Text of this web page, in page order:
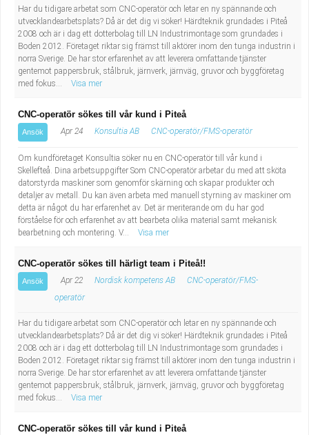
Har du tidigare arbetat som CNC-operatör och letar en ny spännande och
utvecklandearbetsplats? Då är det dig vi söker! Härdteknik grundades i Piteå
2008 och är i dag ett dotterbolag till LN Industrimontage som grundades i
Boden 2012. Företaget riktar sig främst till aktörer inom den tunga industrin i
norra Sverige. De har stor erfarenhet av att leverera omfattande tjänster
gentemot pappersbruk, stålbruk, järnverk, järnväg, gruvor och byggföretag
med fokus...
Visa mer
CNC-operatör sökes till vår kund i Piteå
Ansök Apr 24 Konsultia AB CNC-operatör/FMS-operatör
Om kundföretaget Konsultia söker nu en CNC-operatör till vår kund i
Skellefteå. Dina arbetsuppgifter Som CNC-operatör arbetar du med att sköta
datorstyrda maskiner som genomför skärning och skapar produkter och
detaljer av metall. Du kan även arbeta med manuell styrning av maskiner om
detta är något du har erfarenhet av. Det är meriterande om du har god
förståelse för och erfarenhet av att bearbeta olika material samt mekanisk
bearbetning och montering. V...
Visa mer
CNC-operatör sökes till härligt team i Piteå!!
Ansök Apr 22 Nordisk kompetens AB
CNC-operatör/FMS-
operatör
Har du tidigare arbetat som CNC-operatör och letar en ny spännande och
utvecklandearbetsplats? Då är det dig vi söker! Härdteknik grundades i Piteå
2008 och är i dag ett dotterbolag till LN Industrimontage som grundades i
Boden 2012. Företaget riktar sig främst till aktörer inom den tunga industrin i
norra Sverige. De har stor erfarenhet av att leverera omfattande tjänster
gentemot pappersbruk, stålbruk, järnverk, järnväg, gruvor och byggföretag
med fokus...
Visa mer
CNC-operatör sökes till vår kund i Piteå